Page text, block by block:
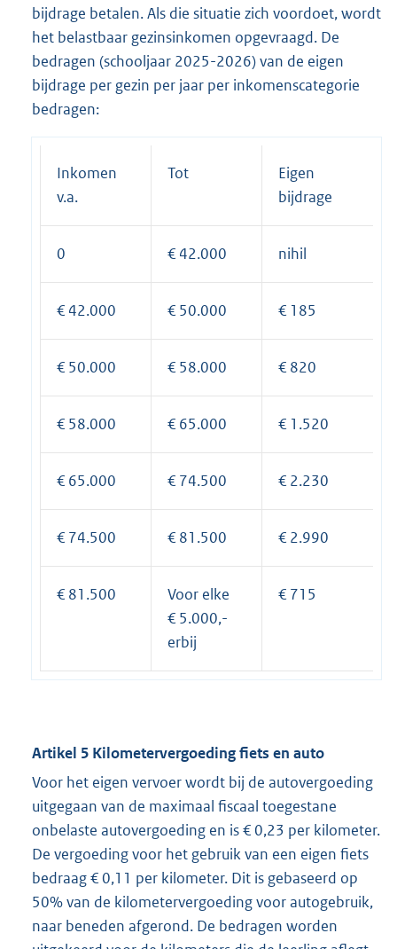
bijdrage betalen. Als die situatie zich voordoet, wordt
het belastbaar gezinsinkomen opgevraagd. De
bedragen (schooljaar 2025-2026) van de eigen
bijdrage per gezin per jaar per inkomenscategorie
bedragen:
Inkomen
v.a.
Tot
Eigen
bijdrage
0 € 42.000 nihil
€ 42.000 € 50.000 € 185
€ 50.000 € 58.000 € 820
€ 58.000 € 65.000 € 1.520
€ 65.000 € 74.500 € 2.230
€ 74.500 € 81.500 € 2.990
€ 81.500
Voor elke
€ 5.000,-
erbij
€ 715
Artikel 5 Kilometervergoeding fiets en auto
Voor het eigen vervoer wordt bij de autovergoeding
uitgegaan van de maximaal fiscaal toegestane
onbelaste autovergoeding en is € 0,23 per kilometer.
De vergoeding voor het gebruik van een eigen fiets
bedraag € 0,11 per kilometer. Dit is gebaseerd op
50% van de kilometervergoeding voor autogebruik,
naar beneden afgerond. De bedragen worden